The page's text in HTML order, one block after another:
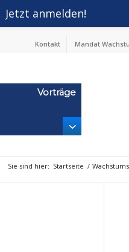
Kontakt Mandat
Vorträge
Sie sind hier: Startseite /
Jetzt anmelden!